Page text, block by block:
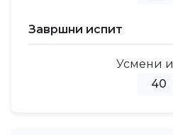
Завршни испит
Усмени
40